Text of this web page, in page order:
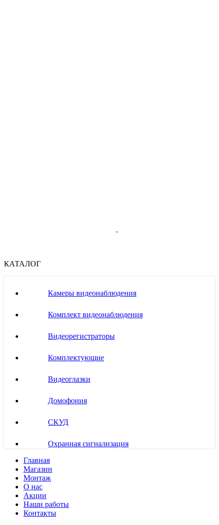
КАТАЛОГ
Камеры видеонаблюдения
Комплект видеонаблюдения
Видеорегистраторы
Комплектующие
Видеоглазки
Домофония
СКУД
Охранная сигнализация
Главная
Магазин
Монтаж
О нас
Акции
Наши работы
Контакты